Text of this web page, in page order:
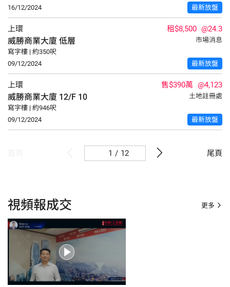
16/12/2024
最新放盤
上環 租$8,500 @24.3
威勝商業大廈 低層
市場消息
寫字樓 | 約350呎
09/12/2024
最新放盤
上環 售$390萬 @4,123
威勝商業大廈 12/F 10
土地註冊處
寫字樓 | 約946呎
09/12/2024
最新放盤
/ 12 尾頁
視頻報成交 更多